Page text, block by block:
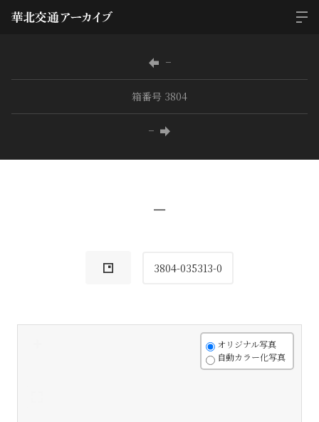
−
箱番号 3804
−
−
3804-035313-0
オリジナル写真
自動カラー化写真